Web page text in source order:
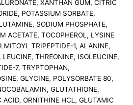
XANTHAN GUM, CITRIC
POTASSIUM SORBATE,
SODIUM PHOSPHATE,
ACETATE, TOCOPHEROL, LYSINE
TRIPEPTIDE-1, ALANINE,
THREONINE, ISOLEUCINE,
7, TRYPTOPHAN,
GLYCINE, POLYSORBATE 80,
GLUTATHIONE,
ACID, ORNITHINE HCL, GLUTAMIC